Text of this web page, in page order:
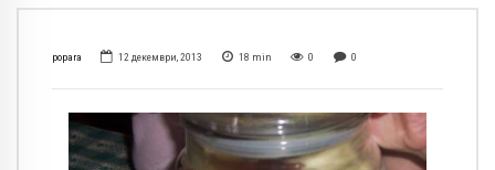
popara 12 декември, 2013 18 min 0 0